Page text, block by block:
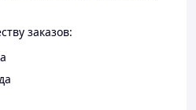
заказов: